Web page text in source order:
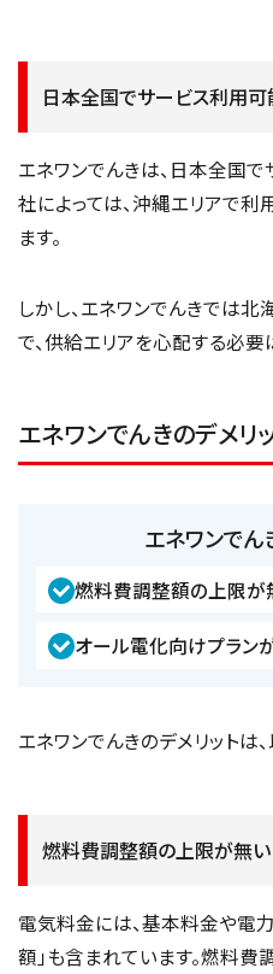
日本全国でサービス利用可
エネワンでんきは、日本全国
社によっては、沖縄エリアで利
ます。
しかし、エネワンでんきでは
で、供給エリアを心配する必要
エネワンでんきのデメリ
エネワンでん
燃料費調整額の上限が
オール電化向けプラン
エネワンでんきのデメリットは
燃料費調整額の上限が無い
電気料金には、基本料金や電
額」も含まれています。燃料費